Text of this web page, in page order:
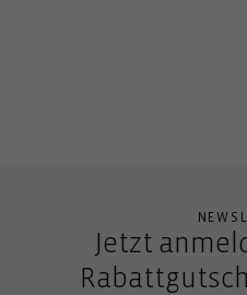
Jetzt